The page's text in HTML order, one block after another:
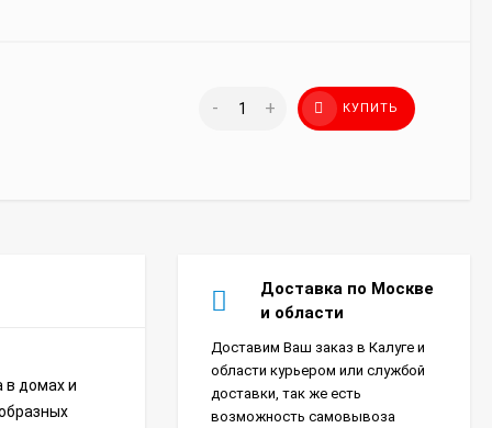
- + КУПИТЬ
в домах и
Доставка по Москве
и области
Доставим Ваш заказ в Калуге и
области курьером или службой
доставки, так же есть
возможность самовывоза